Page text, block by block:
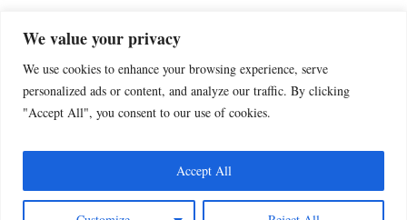
We value your privacy
We use cookies to enhance your browsing experience, serve
personalized ads or content, and analyze our traffic. By clicking
"Accept All", you consent to our use of cookies.
Accept All
SIGN UP FOR THE NEWSLETTER